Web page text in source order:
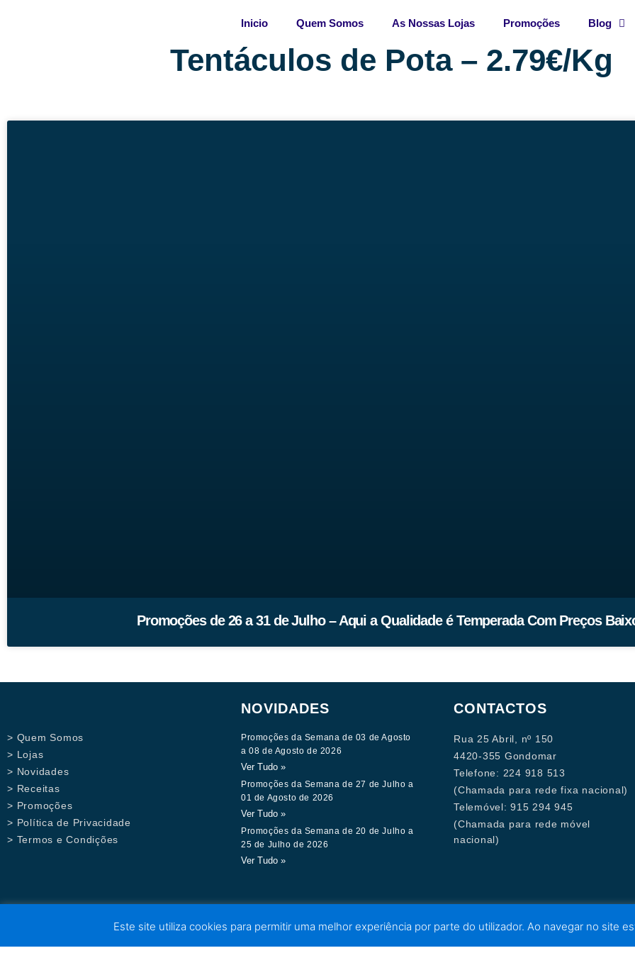
Inicio Quem Somos As Nossas Lojas Promoções Blog
Tentáculos de Pota – 2.79€/Kg
Promoções de 26 a 31 de Julho – Aqui a Qualidade é Temperada Com Preços
> Quem Somos
> Lojas
> Novidades
> Receitas
> Promoções
> Política de Privacidade
> Termos e Condições
NOVIDADES
Promoções da Semana de 03 de Agosto
a 08 de Agosto de 2026
Ver Tudo »
Promoções da Semana de 27 de Julho a
01 de Agosto de 2026
Ver Tudo »
Promoções da Semana de 20 de Julho a
25 de Julho de 2026
Ver Tudo »
CONTACTOS
Rua 25 Abril, nº 150
4420-355 Gondomar
Telefone: 224 918 513
(Chamada para rede fixa nacional)
Telemóvel: 915 294 945
(Chamada para rede móvel
nacional)
Este site utiliza cookies para permitir uma melhor experiência por parte do utilizador. Ao navegar no site